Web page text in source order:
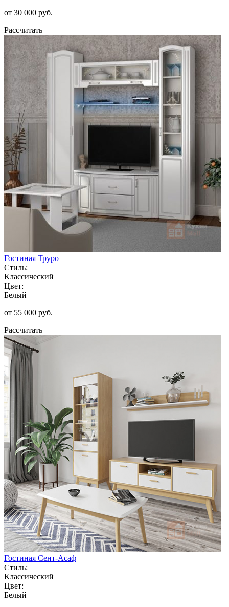
от 30 000 руб.
Рассчитать
Гостиная Труро
Стиль:
Классический
Цвет:
Белый
от 55 000 руб.
Рассчитать
Гостиная Сент-Асаф
Стиль:
Классический
Цвет:
Белый